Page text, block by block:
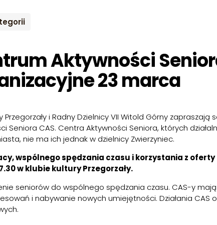
Aktywności
23 marca
Przegorzały i Radny Dzielnicy VII Witold Górny
Seniora CAS. Centra Aktywności Seniora, których
nie ma ich jednak w dzielnicy Zwierzyniec.
wspólnego spędzania czasu i korzystania z
w klubie kultury Przegorzały.
seniorów do wspólnego spędzania czasu. CAS-y
i nabywanie nowych umiejętności. Działania CAS